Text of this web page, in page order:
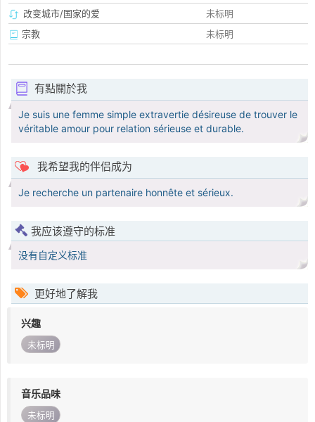
改变城市/国家的爱
未标明
宗教
未标明
有點關於我
Je suis une femme simple extravertie désireuse de trouver le
véritable amour pour relation sérieuse et durable.
我希望我的伴侣成为
Je recherche un partenaire honnête et sérieux.
我应该遵守的标准
没有自定义标准
更好地了解我
兴趣
未标明
音乐品味
未标明